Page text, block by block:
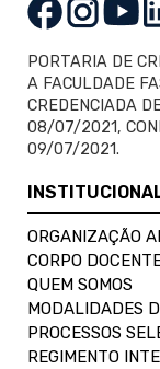
PORTARIA DE
A FACULDADE
CREDENCIADA
08/07/2021,
09/07/2021.
ORGANIZAÇÃO
CORPO
QUEM SOMOS
MODALIDADES
PROCESSOS
REGIMENTO